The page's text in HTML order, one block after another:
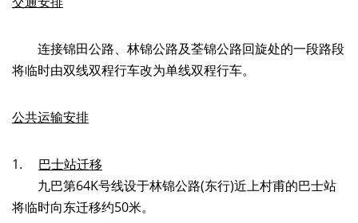
连接锦田公路、林锦公路及荃锦公路回旋处的一段路段
将临时由双线双程行车改为单线双程行车。
公共运输安排
1. 巴士站迁移
九巴第64K号线设于林锦公路(东行)近上村甫的巴士站
将临时向东迁移约50米。